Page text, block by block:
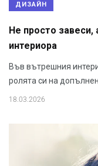
ДИЗАЙН
Не просто завеси,
интериора
Във вътрешния
ролята си на
18.03.2026